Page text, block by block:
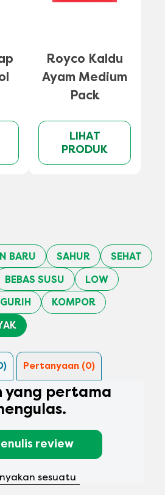
Royco Kaldu
Ayam Medium
Pack
LIHAT
PRODUK
BARU SAHUR
SEHAT
BEBAS SUSU
LOW
GURIH
KOMPOR
Pertanyaan (0)
yang pertama
review
sesuatu